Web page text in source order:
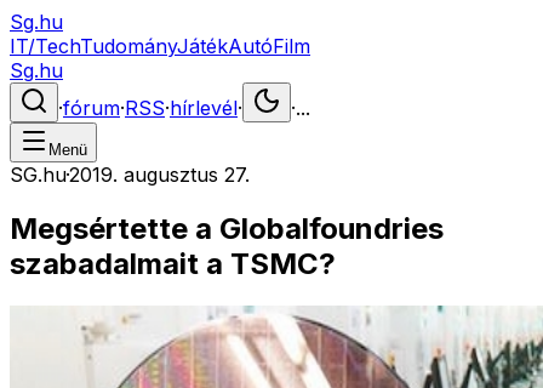
Sg.hu
IT/TechTudományJátékAutóFilm
Sg.hu
·fórum·RSS·hírlevél· ·...
Menü
SG.hu·2019. augusztus 27.
Megsértette a Globalfoundries
szabadalmait a TSMC?